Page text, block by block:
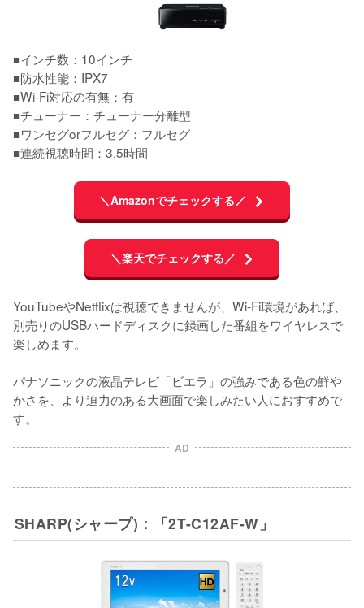
■インチ数：10インチ
■防水性能：IPX7
■Wi-Fi対応の有無：有
■チューナー：チューナー分離型
■ワンセグorフルセグ：フルセグ
■連続視聴時間：3.5時間
＼Amazonでチェックする／
＼楽天でチェックする／
YouTubeやNetflixは視聴できませんが、Wi-Fi環境があれば、
別売りのUSBハードディスクに録画した番組をワイヤレスで
楽しめます。
パナソニックの液晶テレビ「ビエラ」の強みである色の鮮や
かさを、より迫力のある大画面で楽しみたい人におすすめで
す。
AD
SHARP(シャープ)：「2T-C12AF-W」